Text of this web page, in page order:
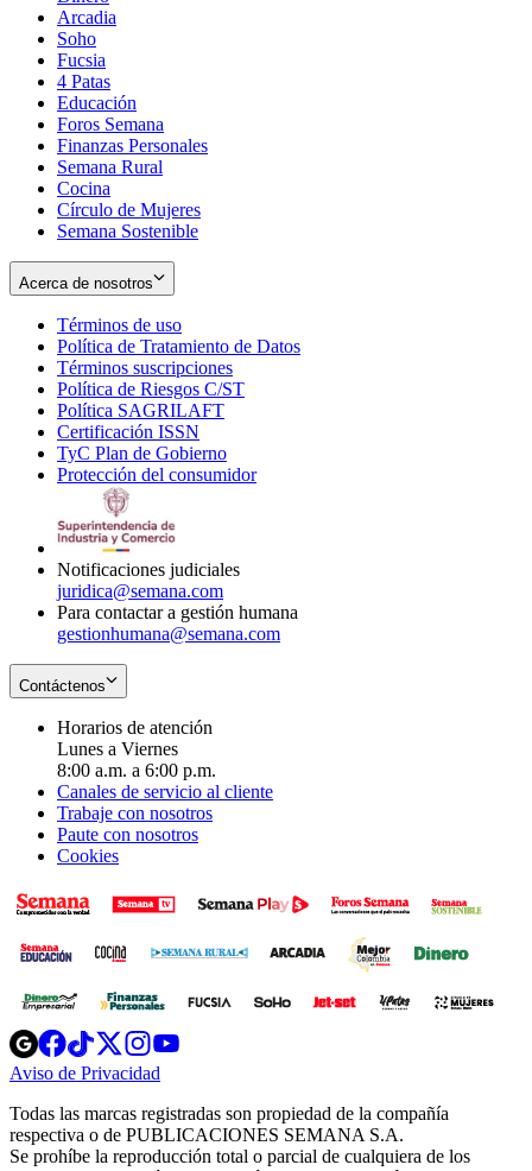
Arcadia
Soho
in
new
window
Fucsia
in
new
window
4 Patas
Educación
Foros Semana
Finanzas Personales
Semana Rural
Cocina
Círculo de Mujeres
Semana Sostenible
Acerca de nosotros
Términos de uso
in
new
window
Política de Tratamiento de Datos
Términos suscripciones
in
Política de Riesgos C/ST
Política SAGRILAFT
new
window
Certificación ISSN
in
new
TyC Plan de Gobierno
in
Protección del consumidorOpens
Notificaciones judiciales
juridica@semana.com
Para contactar a gestión humana
gestionhumana@semana.com
Contáctenos
Horarios de atención
Lunes a Viernes
8:00 a.m. a 6:00 p.m.
Canales de servicio al cliente
Trabaje con nosotros
Paute con nosotros
Cookies
Opens
in
new
Opens
in
new
Opens
in
new
window
Opens
new
windowwindow
Aviso de Privacidad
new
window
Todas las marcas registradas son propiedad de la compañía
respectiva o de PUBLICACIONES SEMANA S.A.
Se prohíbe la reproducción total o parcial de cualquiera de los